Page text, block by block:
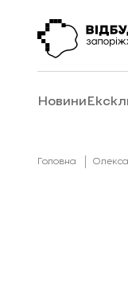
Новини
Головна